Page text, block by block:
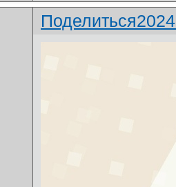
Поделиться